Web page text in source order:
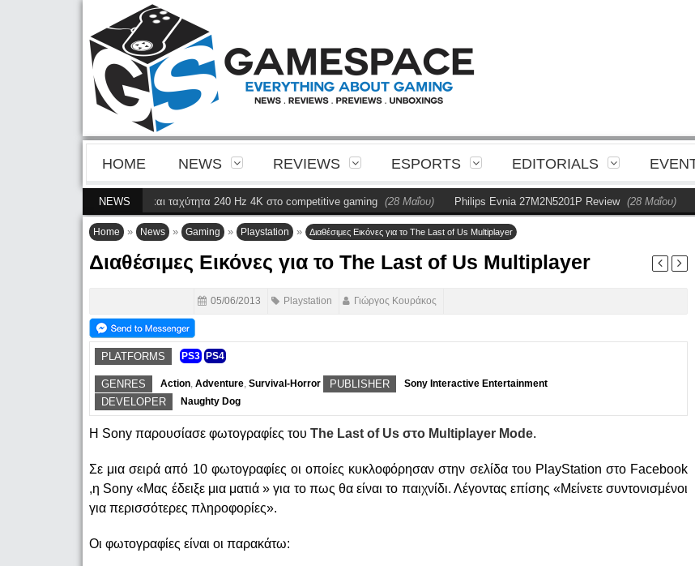
HOME NEWS REVIEWS ESPORTS EDITORIALS
NEWS
της 4ης γενιάς QD-OLED και ταχύτητα 240 Hz 4K στο competitive gaming (28 Μαΐου) Philips Evnia 27M2N5201P Review (28 Μαΐου) Η
Home » News » Gaming » Playstation » Διαθέσιμες Εικόνες για το The Last of Us Multiplayer
Διαθέσιμες Εικόνες για το The Last of Us Multiplayer
05/06/2013 Playstation Γιώργος Κουράκος
PLATFORMS PS3 PS4
GENRES Action, Adventure, Survival-Horror PUBLISHER Sony Interactive Entertainment
DEVELOPER Naughty Dog
Η Sony παρουσίασε φωτογραφίες του The Last of Us στο Multiplayer Mode.
Σε μια σειρά από 10 φωτογραφίες οι οποίες κυκλοφόρησαν στην σελίδα του PlayStation στο Facebook
,η Sony «Μας έδειξε μια ματιά » για το πως θα είναι το παιχνίδι. Λέγοντας επίσης «Μείνετε συντονισμένοι
για περισσότερες πληροφορίες».
Οι φωτογραφίες είναι οι παρακάτω: